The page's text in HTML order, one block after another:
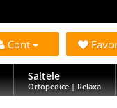
Cont
Saltele
Ortopedice | Relaxa